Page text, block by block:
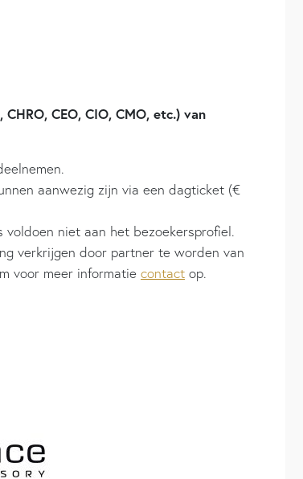
CEO, CIO, CMO, etc.) van
aanwezig zijn via een dagticket (€
voldoen niet aan het bezoekersprofiel.
verkrijgen door partner te worden van
voor meer informatie contact op.